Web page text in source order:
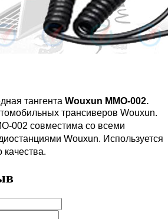
тангента Wouxun MMO-002.
трансиверов Wouxun.
002 совместима со всеми
Wouxun. Используется
качества.